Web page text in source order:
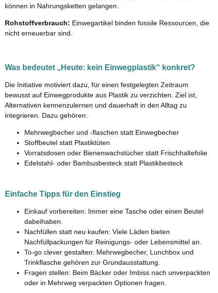
können in Nahrungsketten gelangen.
Rohstoffverbrauch: Einwegartikel binden fossile Ressourcen, die
nicht erneuerbar sind.
Was bedeutet „Heute: kein Einwegplastik“ konkret?
Die Initiative motiviert dazu, für einen festgelegten Zeitraum
bewusst auf Einwegprodukte aus Plastik zu verzichten. Ziel ist,
Alternativen kennenzulernen und dauerhaft in den Alltag zu
integrieren. Dazu gehören:
Mehrwegbecher und -flaschen statt Einwegbecher
Stoffbeutel statt Plastiktüten
Vorratsdosen oder Bienenwachstücher statt Frischhaltefolie
Edelstahl- oder Bambusbesteck statt Plastikbesteck
Einfache Tipps für den Einstieg
Einkauf vorbereiten: Immer eine Tasche oder einen Beutel
dabeihaben.
Nachfüllen statt neu kaufen: Viele Läden bieten
Nachfüllpackungen für Reinigungs- oder Lebensmittel an.
To-go clever gestalten: Mehrwegbecher, Lunchbox und
Trinkflasche gehören zur Grundausstattung.
Fragen stellen: Beim Bäcker oder Imbiss nach unverpackten
oder in Mehrweg verpackten Optionen fragen.